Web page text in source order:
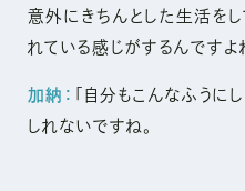
意外にきちんとした生活を
れている感じがするんですよ
加納： 「自分もこんなふうに
しれないですね。